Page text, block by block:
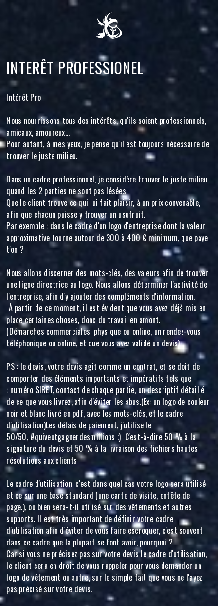
INTERÊT PROFESSIONEL
Intérêt Pro
Nous nourrissons tous des intérêts, qu'ils soient professionnels,
amicaux, amoureux...
Pour autant, à mes yeux, je pense qu'il est toujours nécessaire de
trouver le juste milieu.
Dans un cadre professionnel, je considère trouver le juste milieu
quand les 2 parties ne sont pas lésées.
Que le client trouve ce qui lui fait plaisir, à un prix convenable,
afin que chacun puisse y trouver un usufruit.
Par exemple : dans le cadre d'un logo d'entreprise dont la valeur
approximative tourne autour de 300 à 400 € minimum, que paye
t'on ?
Nous allons discerner des mots-clés, des valeurs afin de trouver
une ligne directrice au logo. Nous allons déterminer l'activité de
l'entreprise, afin d'y ajouter des compléments d'information.
À partir de ce moment, il est évident que vous avez déjà mis en
place certaines choses, donc du travail en amont.
(Démarches commerciales, physique ou online, un rendez-vous
téléphonique ou online, et que vous avez validé un devis)
PS : le devis, votre devis agit comme un contrat, et se doit de
comporter des éléments importants et impératifs tels que
: numéro SIRET, contact de chaque partie, un descriptif détaillé
de ce que vous livrez, afin d'éviter les abus.(Ex: un logo de couleur
noir et blanc livré en pdf, avec les mots-clés, et le cadre
d'utilisation)Les délais de paiement, j'utilise le
50/50, #quiveutgagnerdesmillions ;) C'est-à-dire 50 % à la
signature du devis et 50 % à la livraison des fichiers hautes
résolutions aux clients
Le cadre d'utilisation, c'est dans quel cas votre logo sera utilisé
et ce sur une base standard (une carte de visite, entête de
page.), ou bien sera-t-il utilisé sur des vêtements et autres
supports. Il est très important de définir votre cadre
d'utilisation afin d'éviter de vous faire escroquer, c'est souvent
dans ce cadre que la plupart se font avoir, pourquoi ?
Car si vous ne précisez pas sur votre devis le cadre d'utilisation,
le client sera en droit de vous rappeler pour vous demander un
logo de vêtement ou autre, sur le simple fait que vous ne l'ayez
pas précisé sur votre devis.